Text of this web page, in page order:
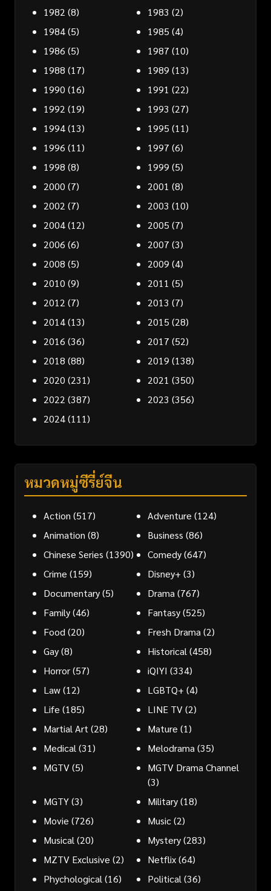
1982 (8) 1983 (2)
1984(5) 1985 (4)
1986 (5) 1987 (10)
1988 (17) 1989 (13)
1990 (16) 1991 (22)
1992 (19) 1993 (27)
1994(13) 1995 (11)
1996 (11) 1997 (6)
1998 (8) 1999 (5)
2000 (7) 2001 (8)
2002 (7) 2003 (10)
2004(12) 2005 (7)
2006 (6) 2007 (3)
2008 (5) 2009 (4)
2010 (9) 2011 (5)
2012 (7) 2013 (7)
2014(13) 2015 (28)
2016 (36) 2017 (52)
2018 (88) 2019 (138)
2020 (231) 2021 (350)
2022 (387) 2023 (356)
2024(111)
หมวดหมู่ซีรี่ย์จีน
Action (517) Adventure (124)
Animation (8) Business (86)
Chinese Series (1390) Comedy(647)
Crime (159) Disney+ (3)
Documentary(5) Drama(767)
Family(46) Fantasy(525)
Food(20) Fresh Drama(2)
Gay(8) Historical(458)
Horror(57) iQIYI (334)
Law(12) LGBTQ+ (4)
Life (185) LINE TV(2)
Martial Art(28) Mature (1)
Medical(31) Melodrama(35)
MGTV(5)
MGTV Drama Channel
(3)
MGTY(3) Military(18)
Movie (726) Music(2)
Musical(20) Mystery(283)
MZTV Exclusive (2) Netflix(64)
Phychological(16) Political(36)